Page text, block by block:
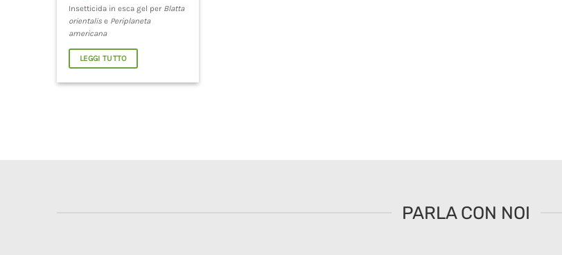
Insetticida in esca gel per Blatta
orientalis e Periplaneta
americana
LEGGI TUTTO
PARLA CON NOI